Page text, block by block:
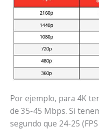
Por ejemplo, para 4K
de 35-45 Mbps. Si
segundo que 24-25